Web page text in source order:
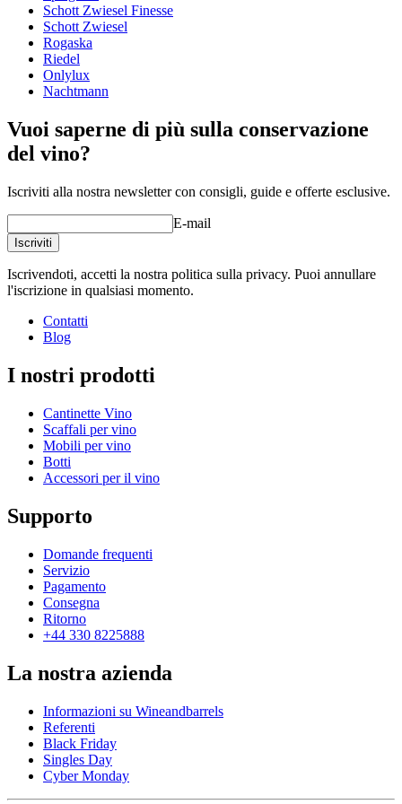
Schott Zwiesel Finesse
Schott Zwiesel
Rogaska
Riedel
Onlylux
Nachtmann
Vuoi saperne di più sulla conservazione
del vino?
Iscriviti alla nostra newsletter con consigli, guide e offerte esclusive.
E-mail
Iscriviti
Iscrivendoti, accetti la nostra politica sulla privacy. Puoi annullare
l'iscrizione in qualsiasi momento.
Contatti
Blog
I nostri prodotti
Cantinette Vino
Scaffali per vino
Mobili per vino
Botti
Accessori per il vino
Supporto
Domande frequenti
Servizio
Pagamento
Consegna
Ritorno
+44 330 8225888
La nostra azienda
Informazioni su Wineandbarrels
Referenti
Black Friday
Singles Day
Cyber Monday